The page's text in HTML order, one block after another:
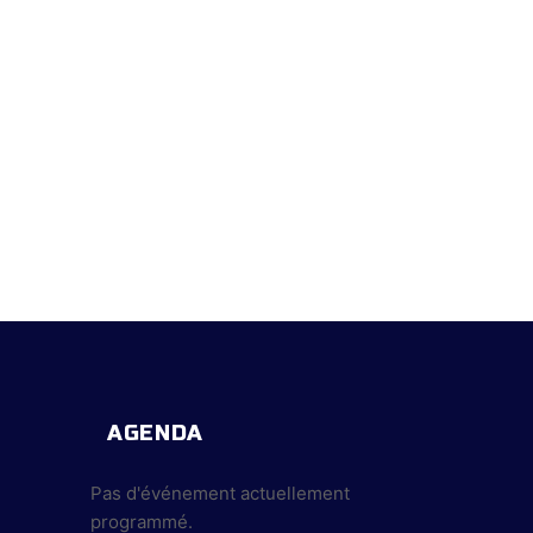
AGENDA
Pas d'événement actuellement
programmé.